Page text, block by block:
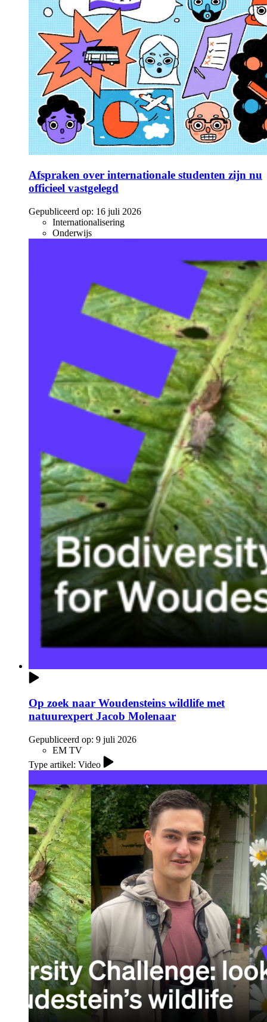
Afspraken over internationale studenten zijn nu
officieel vastgelegd
Gepubliceerd op: 16 juli 2026
Internationalisering
Onderwijs
Op zoek naar Woudensteins wildlife met
natuurexpert Jacob Molenaar
Gepubliceerd op: 9 juli 2026
EM TV
Type artikel: Video